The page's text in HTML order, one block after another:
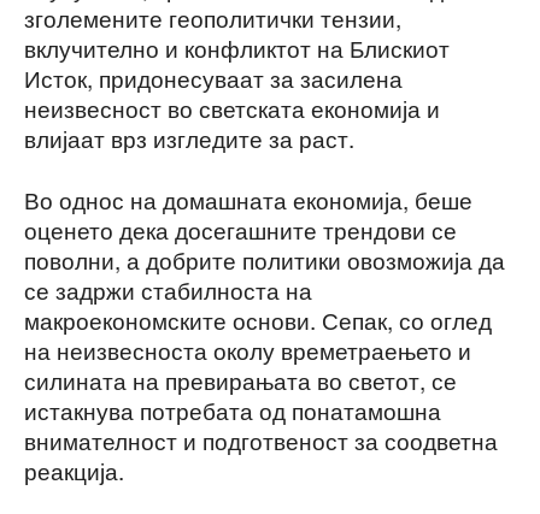
зголемените геополитички тензии,
вклучително и конфликтот на Блискиот
Исток, придонесуваат за засилена
неизвесност во светската економија и
влијаат врз изгледите за раст.
Во однос на домашната економија, беше
оценето дека досегашните трендови се
поволни, а добрите политики овозможија да
се задржи стабилноста на
макроекономските основи. Сепак, со оглед
на неизвесноста околу времетраењето и
силината на превирањата во светот, се
истакнува потребата од понатамошна
внимателност и подготвеност за соодветна
реакција.